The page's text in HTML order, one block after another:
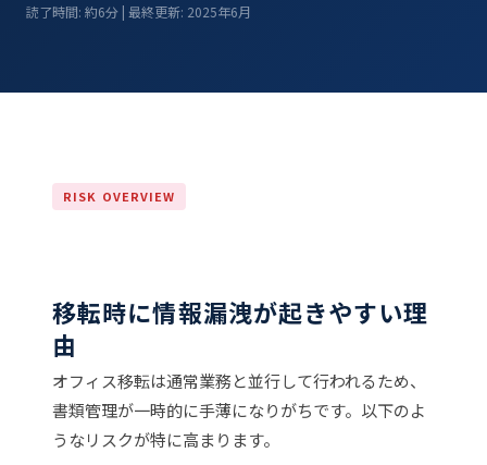
読了時間: 約6分 | 最終更新: 2025年6月
RISK OVERVIEW
移転時に情報漏洩が起きやすい理
由
オフィス移転は通常業務と並行して行われるため、
書類管理が一時的に手薄になりがちです。以下のよ
うなリスクが特に高まります。